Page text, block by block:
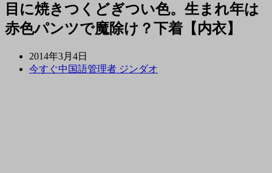
目に焼きつくどぎつい色。生まれ年は
赤色パンツで魔除け？下着【内衣】
2014年3月4日
今すぐ中国語管理者 ジンダオ